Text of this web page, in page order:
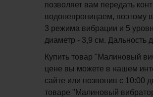
позволяет вам передать
водонепроницаем, поэтому
3 режима вибрации и 5
диаметр - 3,9 см. Дальность
Купить товар "Малиновый
цене вы можете в нашем
сайте или позвонив с 10:00
товаре "Малиновый